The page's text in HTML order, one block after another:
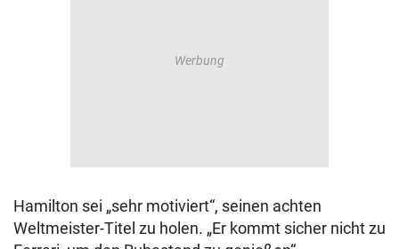
Hamilton sei „sehr motiviert“, seinen achten
Weltmeister-Titel zu holen. „Er kommt sicher nicht zu